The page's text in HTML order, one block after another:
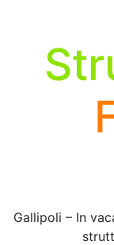
Gallipoli – In